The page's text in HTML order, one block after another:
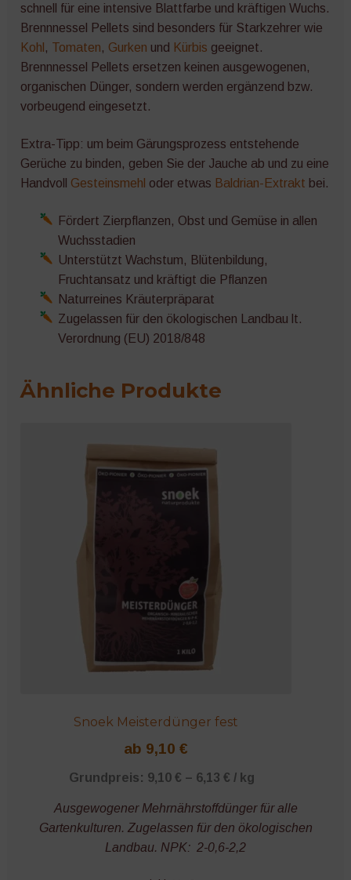
schnell für eine intensive Blattfarbe und kräftigen Wuchs.
Brennnessel Pellets sind besonders für Starkzehrer wie
Kohl , Tomaten, Gurken und Kürbis geeignet.
Brennnessel Pellets ersetzen keinen ausgewogenen,
organischen Dünger, sondern werden ergänzend bzw.
vorbeugend eingesetzt.
Extra-Tipp: um beim Gärungsprozess entstehende
Gerüche zu binden, geben Sie der Jauche ab und zu eine
Handvoll Gesteinsmehl oder etwas Baldrian-Extrakt bei.
Fördert Zierpflanzen, Obst und Gemüse in allen
Wuchsstadien
Unterstützt Wachstum, Blütenbildung,
Fruchtansatz und kräftigt die Pflanzen
Naturreines Kräuterpräparat
Zugelassen für den ökologischen Landbau lt.
Verordnung (EU) 2018/848
Ähnliche Produkte
Snoek Meisterdünger fest
ab 9,10 €
Grundpreis: 9,10€ – 6,13€ / kg
Ausgewogener Mehrnährstoffdünger für alle
Gartenkulturen. Zugelassen für den ökologischen
Landbau. NPK: 2-0,6-2,2